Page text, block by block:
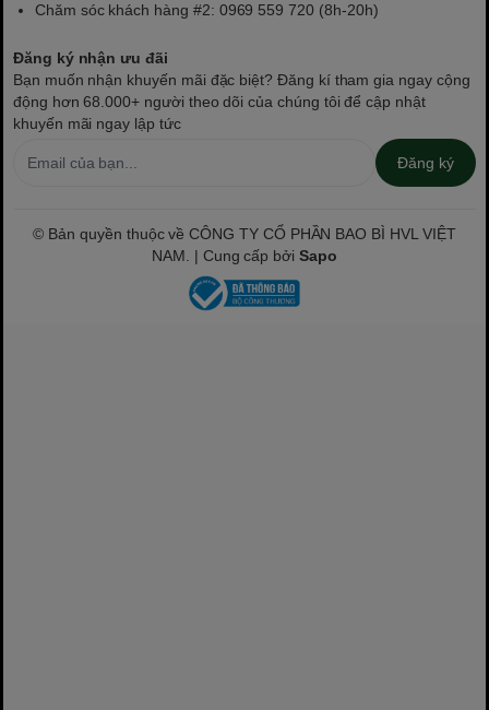
Chăm sóc khách hàng #2: 0969 559 720 (8h-20h)
Đăng ký nhận ưu đãi
Bạn muốn nhận khuyến mãi đặc biệt? Đăng kí tham gia ngay cộng
động hơn 68.000+ người theo dõi của chúng tôi để cập nhật
khuyến mãi ngay lập tức
Đăng ký
© Bản quyền thuộc về CÔNG TY CỔ PHẦN BAO BÌ HVL VIỆT
NAM. | Cung cấp bởiSapo